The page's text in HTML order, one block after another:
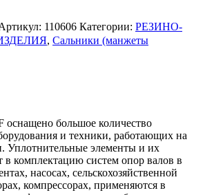
110606 Категории: РЕЗИНО-
, Сальники (манжеты
оснащено большое количество
и техники, работающих на
Уплотнительные элементы и их
в комплектацию систем опор валов в
насосах, сельскохозяйственной
компрессорах, применяются в